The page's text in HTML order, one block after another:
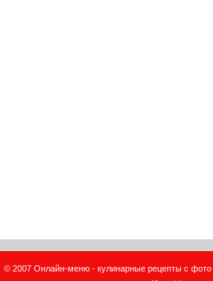
© 2007 Онлайн-меню - кулинарные рецепты с фото